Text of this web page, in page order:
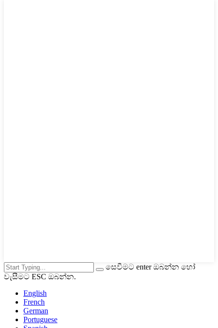
සෙවීමට enter ඔබන්න හෝ
වැසීමට ESC ඔබන්න.
English
French
German
Portuguese